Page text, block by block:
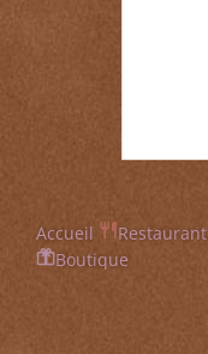
Accueil Restaurant
Boutique